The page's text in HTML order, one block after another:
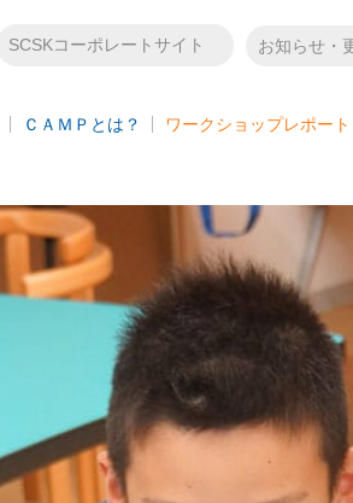
SCSKコーポレートサイト お知らせ・
ＣＡＭＰとは？ ワークショップレポート